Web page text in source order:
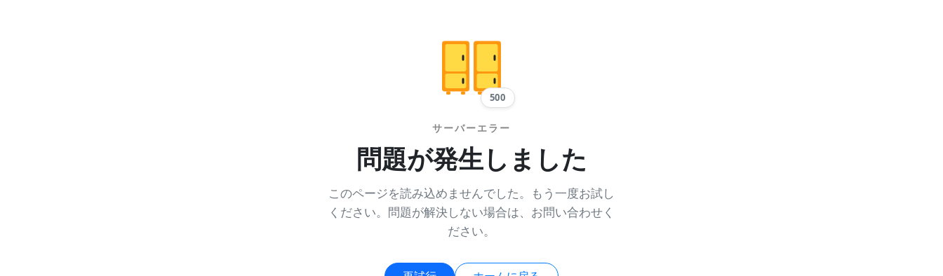
500
サーバーエラー
問題が発生しました
このページを読み込めませんでした。もう一度お試し
ください。問題が解決しない場合は、お問い合わせく
ださい。